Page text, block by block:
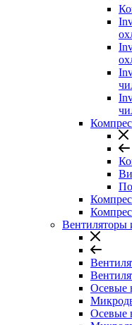
Вентиляторы
Осевые
Осевые